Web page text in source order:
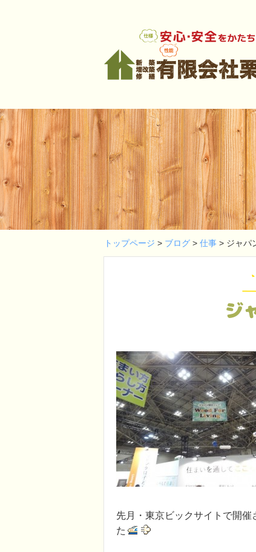
トップページ > ブログ > 仕事 > ジャパ
ジ
先月・東京ビックサイトで開
た